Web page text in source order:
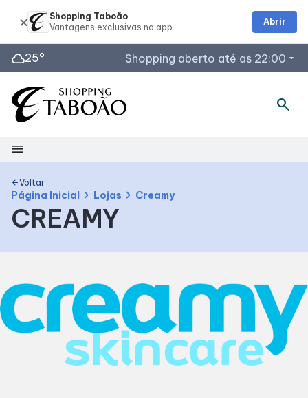
cloud25° Shopping aberto até as 22:00 arrow_drop_down
Horários de Funcionamento
Lojas
Acessar todos os horários
search
menu
Shopping
Mapa interno
Facilidades
Como Chegar
Horários
arrow_backVoltar
Página Inicial chevron_right Lojas chevron_right Creamy
CREAMY
Shopping Taboão
Abrir